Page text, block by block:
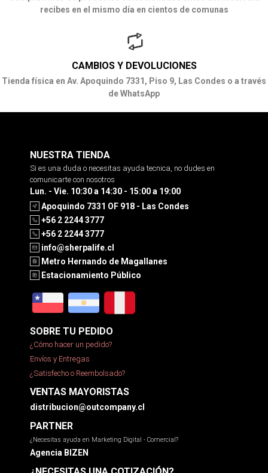
recibes en el mismo día en cientos de comunas
CAMBIOS Y DEVOLUCIONES
Tienda física en Av. Apoquindo 7331, Piso 9, Las Condes o a través
de WhatsApp
NUESTRA TIENDA
Si es una duda o necesitas ayuda tecnica, no dudes en
comunicarte con nosotros
Lun. - Vie. 10:30 a 14:30 - 15:00 a 19:00
Apoquindo 7331 OF 918 - Las Condes
+56 2 2244 3777
+56 2 2244 3777
info@sherpalife.cl
Metro Hernando de Magallanes
Estacionamiento Público
SOBRE TU PEDIDO
¿Cómo hacer un pedido?
Envíos y Entregas
¿Satisfecho o Reembolsado?
VENTAS MAYORISTAS
distribucion@outcompany.cl
PARTNER
¿Necesitas ayuda en Marketing Digital - Comercial?
Agencia BIZEN